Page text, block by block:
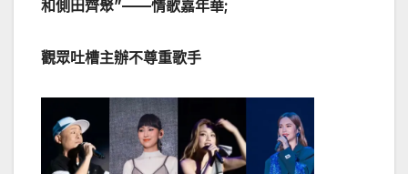
和側田齊聚”——情歌嘉年華;
觀眾吐槽主辦不尊重歌手